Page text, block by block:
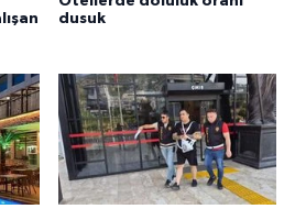
dusuk